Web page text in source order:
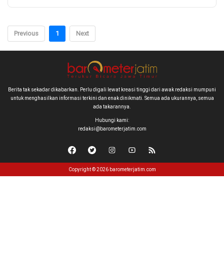
Previous 1 Next
Berita tak sekadar dikabarkan. Perlu digali lewat kreasi tinggi dari awak redaksi mumpuni
untuk menghasilkan informasi terkini dan enak dinikmati. Semua ada ukurannya, semua
ada takarannya.
Hubungi kami:
redaksi@barometerjatim.com
Copyright © 2026 barometerjatim.com